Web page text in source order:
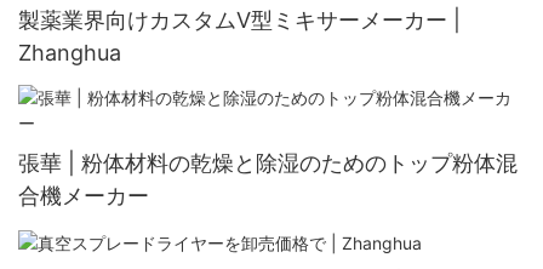
製薬業界向けカスタムV型ミキサーメーカー |
Zhanghua
張華 | 粉体材料の乾燥と除湿のためのトップ粉体混
合機メーカー